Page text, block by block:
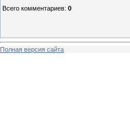
Всего комментариев: 0
Полная версия сайта